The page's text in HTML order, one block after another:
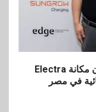
راية للمباني الذكية وSungrow تعززان مكانة Electra
في مصر